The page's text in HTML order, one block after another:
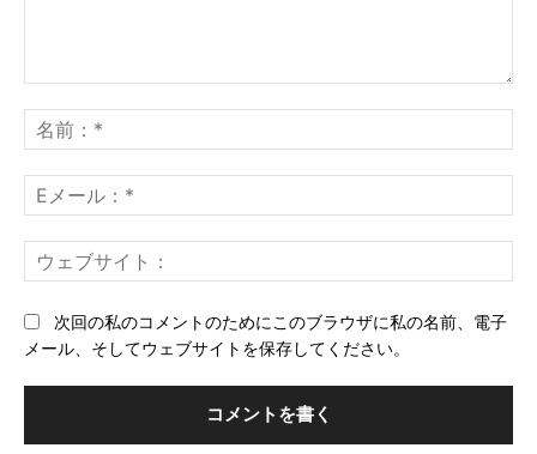
ン
ト：
前
*
メ
ー
*ェ
次回の私のコメントのためにこのブラウザに私の名前、電子
メール、そしてウェブサイトを保存してください。